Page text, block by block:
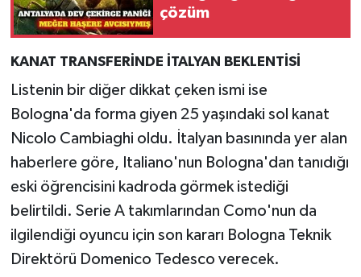
çözüm
KANAT TRANSFERİNDE İTALYAN BEKLENTİSİ
Listenin bir diğer dikkat çeken ismi ise
Bologna'da forma giyen 25 yaşındaki sol kanat
Nicolo Cambiaghi oldu. İtalyan basınında yer alan
haberlere göre, Italiano'nun Bologna'dan tanıdığı
eski öğrencisini kadroda görmek istediği
belirtildi. Serie A takımlarından Como'nun da
ilgilendiği oyuncu için son kararı Bologna Teknik
Direktörü Domenico Tedesco verecek.